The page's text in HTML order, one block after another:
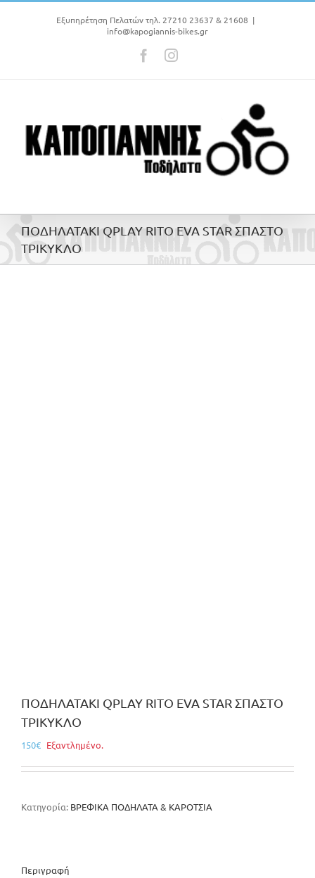
Μετάβαση
Εξυπηρέτηση Πελατών τηλ. 27210 23637 & 21608 |
info@kapogiannis-bikes.gr
FacebookInstagram
ΠΟΔΗΛΑΤΑΚΙ QPLAY RITO EVA STAR ΣΠΑΣΤΟ
ΤΡΙΚΥΚΛΟ
ΠΟΔΗΛΑΤΑΚΙ QPLAY RITO EVA STAR ΣΠΑΣΤΟ
ΤΡΙΚΥΚΛΟ
150€ Εξαντλημένο.
Κατηγορία: ΒΡΕΦΙΚΑ ΠΟΔΗΛΑΤΑ & ΚΑΡΟΤΣΙΑ
Περιγραφή